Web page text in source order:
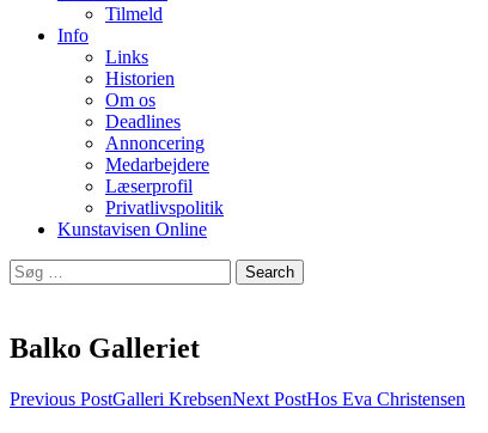
Tilmeld
Info
Links
Historien
Om os
Deadlines
Annoncering
Medarbejdere
Læserprofil
Privatlivspolitik
Kunstavisen Online
Search
for:
Balko Galleriet
Post
Previous PostGalleri KrebsenNext PostHos Eva Christensen